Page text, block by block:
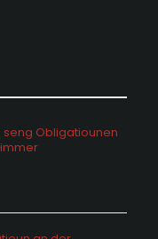
Obligatiounen